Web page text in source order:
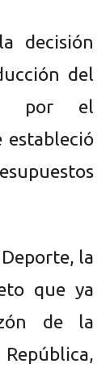
decisión
del
por el
estableció
la
que ya
de la